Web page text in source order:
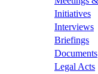
Initiatives
Interviews
Briefings
Documents
Legal Acts